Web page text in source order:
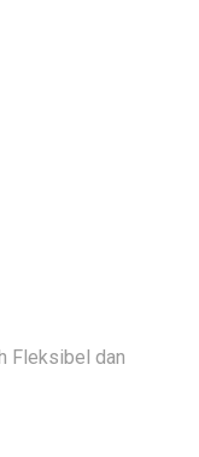
Fleksibel dan